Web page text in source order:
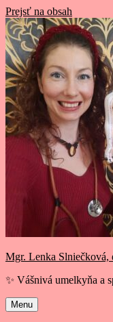
Prejsť na obsah
Mgr. Lenka Slniečková,
✨ Vášnivá umelkyňa a
Menu